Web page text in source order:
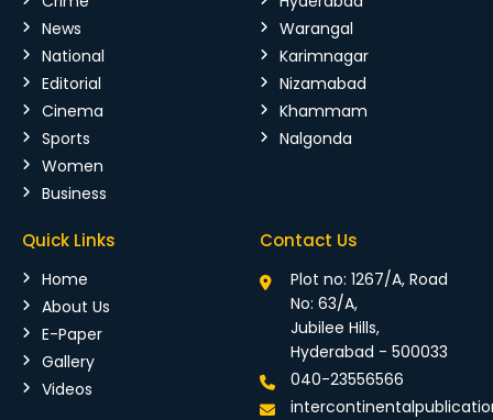
News
National
Editorial
Cinema
Sports
Women
Business
Warangal
Karimnagar
Nizamabad
Khammam
Nalgonda
Quick Links
Home
About Us
E-Paper
Gallery
Videos
Contact Us
Plot no: 1267/A, Road
No: 63/A,
Jubilee Hills,
Hyderabad - 500033
040-23556566